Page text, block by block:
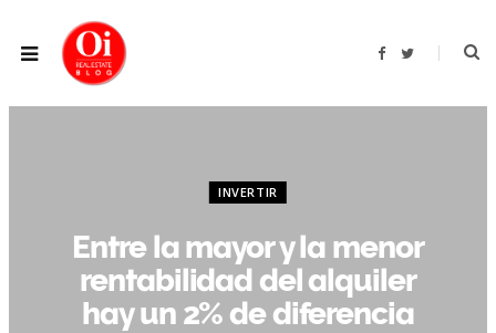
F
b
T
t
INVERTIR
Entre la mayor y la menor
rentabilidad del alquiler
hay un 2% de diferencia